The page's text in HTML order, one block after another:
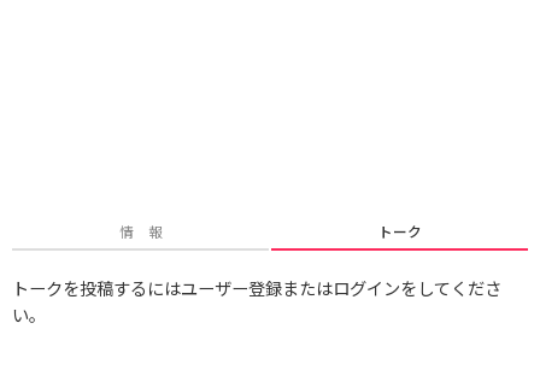
情 報 トーク
トークを投稿するにはユーザー登録またはログインをしてくださ
い。